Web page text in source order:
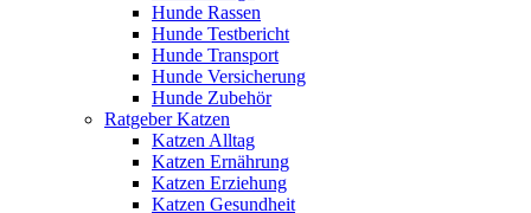
Hunde Rassen
Hunde Testbericht
Hunde Transport
Hunde Versicherung
Hunde Zubehör
Ratgeber Katzen
Katzen Alltag
Katzen Ernährung
Katzen Erziehung
Katzen Gesundheit